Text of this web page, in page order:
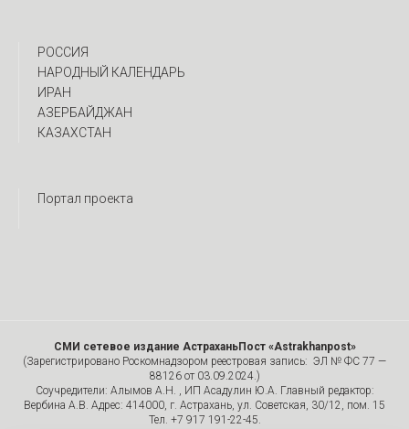
РОССИЯ
НАРОДНЫЙ КАЛЕНДАРЬ
ИРАН
АЗЕРБАЙДЖАН
КАЗАХСТАН
Портал проекта
СМИ сетевое издание АстраханьПост «Astrakhanpost»
(Зарегистрировано Роскомнадзором реестровая запись: ЭЛ № ФС 77 —
88126 от 03.09.2024.)
Соучредители: Алымов А.Н. , ИП Асадулин Ю.А. Главный редактор:
Вербина А.В. Адрес: 414000, г. Астрахань, ул. Советская, 30/12, пом. 15
Тел. +7 917 191-22-45.